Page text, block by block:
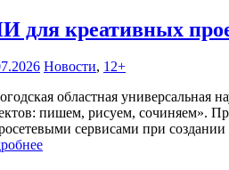
для креативных
Новости, 12+
областная универсальная
пишем, рисуем, сочиняем».
сервисами при